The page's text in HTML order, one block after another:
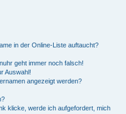
in der Online-Liste auftaucht?
geht immer noch falsch!
Auswahl!
angezeigt werden?
klicke, werde ich aufgefordert, mich